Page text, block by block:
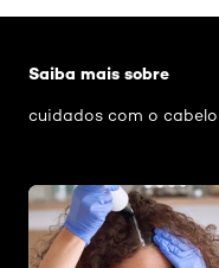
Saiba mais sobre
cuidados com o cabelo